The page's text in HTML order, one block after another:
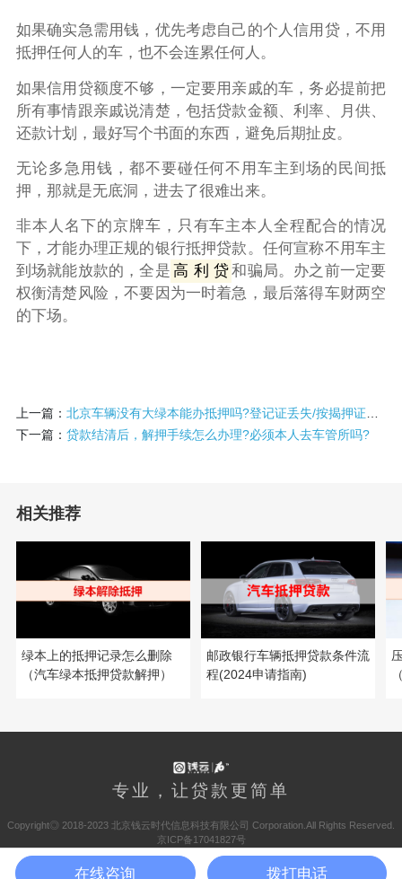
如果确实急需用钱，优先考虑自己的个人信用贷，不用
抵押任何人的车，也不会连累任何人。
如果信用贷额度不够，一定要用亲戚的车，务必提前把
所有事情跟亲戚说清楚，包括贷款金额、利率、月供、
还款计划，最好写个书面的东西，避免后期扯皮。
无论多急用钱，都不要碰任何不用车主到场的民间抵
押，那就是无底洞，进去了很难出来。
非本人名下的京牌车，只有车主本人全程配合的情况
下，才能办理正规的银行抵押贷款。任何宣称不用车主
到场就能放款的，全是 高 利 贷和骗局。办之前一定要
权衡清楚风险，不要因为一时着急，最后落得车财两空
的下场。
上一篇： 北京车辆没有大绿本能办抵押吗?登记证丢失/按揭押证两种情况详解
下一篇： 贷款结清后，解押手续怎么办理?必须本人去车管所吗?
相关推荐
绿本上的抵押记录怎么删除
（汽车绿本抵押贷款解押）
邮政银行车辆抵押贷款条件流
程(2024申请指南)
专业，让贷款更简单
Copyright◎ 2018-2023 北京钱云时代信息科技有限公司 Corporation.All Rights Reserved.
京ICP备17041827号
京公网安备 11010502044844号
在线咨询 拨打电话